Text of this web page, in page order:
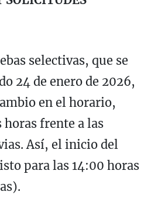
selectivas, que se
24 de enero de 2026,
en el horario,
horas frente a las
Así, el inicio del
para las 14:00 horas